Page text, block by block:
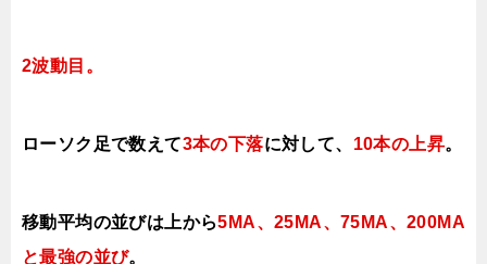
2波動目。
ローソク足で数えて3本の下落に対して、 10本の上昇。
移動平均の並びは上から5MA、25MA、75MA、200MA
と最強の並び。